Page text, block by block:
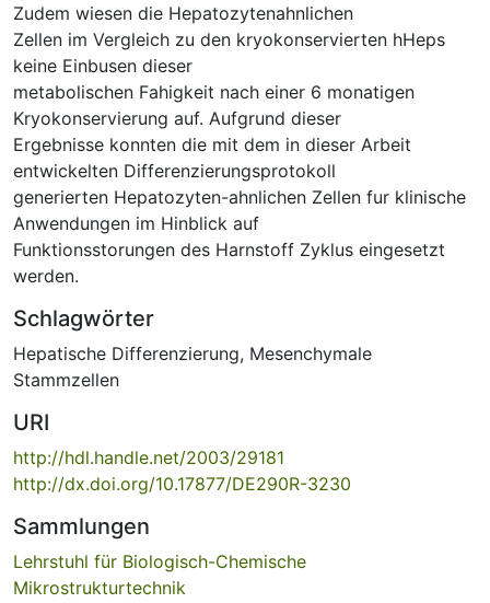
Zudem wiesen die Hepatozytenahnlichen
Zellen im Vergleich zu den kryokonservierten hHeps
keine Einbusen dieser
metabolischen Fahigkeit nach einer 6 monatigen
Kryokonservierung auf. Aufgrund dieser
Ergebnisse konnten die mit dem in dieser Arbeit
entwickelten Differenzierungsprotokoll
generierten Hepatozyten-ahnlichen Zellen fur klinische
Anwendungen im Hinblick auf
Funktionsstorungen des Harnstoff Zyklus eingesetzt
werden.
Schlagwörter
Hepatische Differenzierung, Mesenchymale
Stammzellen
URI
http://hdl.handle.net/2003/29181
http://dx.doi.org/10.17877/DE290R-3230
Sammlungen
Lehrstuhl für Biologisch-Chemische
Mikrostrukturtechnik